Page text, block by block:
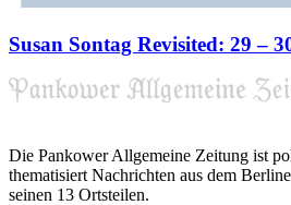
Susan Sontag Revisited: 29 –
Die Pankower Allgemeine Zeitung ist
thematisiert Nachrichten aus dem
seinen 13 Ortsteilen.